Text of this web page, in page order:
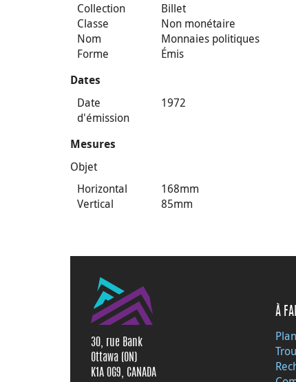
Collection
Billet
Classe
Non monétaire
Nom
Monnaies politiques
Forme
Émis
Dates
Date
d'émission
1972
Mesures
Objet
Horizontal
168mm
Vertical
85mm
30, rue Bank
Ottawa (ON)
K1A 0G9, CANADA
À